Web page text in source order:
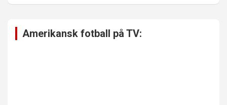
Amerikansk fotball på TV: